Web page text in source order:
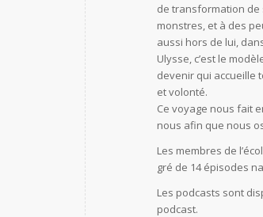
de transformation de
monstres, et à des
aussi hors de lui,
Ulysse, c’est le
devenir qui accueille
et volonté.
Ce voyage nous fait
nous afin que nous
Les membres de
gré de 14 épisodes
Les podcasts sont
podcast.